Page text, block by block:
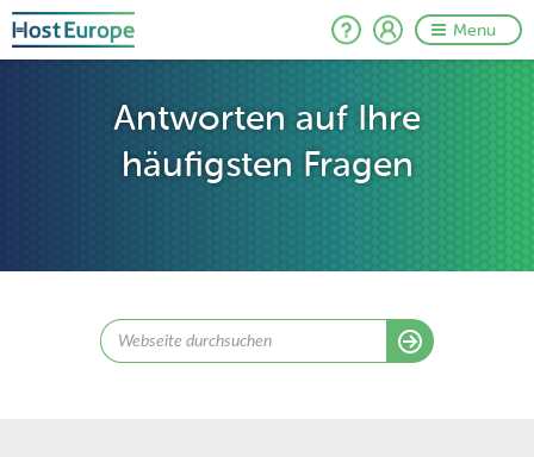
Menu
Antworten auf Ihre
häufigsten Fragen